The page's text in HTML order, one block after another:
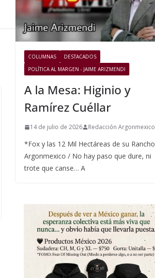
COLUMNAS
DESTACADOS
POLÍTICA AL MARGEN - JAIME ARIZMENDI
A la Mesa: Higinio y
Ramírez Cuéllar
14 de julio de 2026 Redacción Argonmexico
*Fox y las 12 Mil Hectáreas de su Rancho
Argonmexico / No hay paso que dure, ni
trote que canse… A